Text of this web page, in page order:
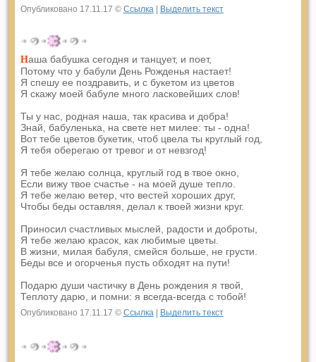
Опубликовано 17.11.17 © Ссылка| Выделить текст
Наша бабушка сегодня и танцует, и поет,
Потому что у бабули День Рожденья настает!
Я спешу ее поздравить, и с букетом из цветов
Я скажу моей бабуле много ласковейших слов!
Ты у нас, родная наша, так красива и добра!
Знай, бабуленька, на свете нет милее: ты - одна!
Вот тебе цветов букетик, чтоб цвела ты круглый год,
Я тебя оберегаю от тревог и от невзгод!
Я тебе желаю солнца, круглый год в твое окно,
Если вижу твое счастье - на моей душе тепло.
Я тебе желаю ветер, что вестей хороших друг,
Чтобы беды оставляя, делал к твоей жизни круг.
Приносил счастливых мыслей, радости и доброты,
Я тебе желаю красок, как любимые цветы.
В жизни, милая бабуля, смейся больше, не грусти.
Беды все и огорченья пусть обходят на пути!
Подарю души частичку в День рождения я твой,
Теплоту дарю, и помни: я всегда-всегда с тобой!
Опубликовано 17.11.17 © Ссылка| Выделить текст